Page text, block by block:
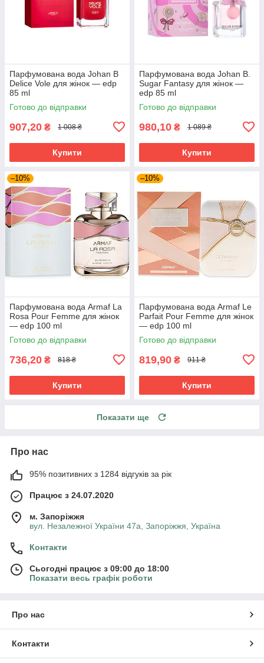
Парфумована вода Johan B
Delice Vole для жінок — edp
85 ml
Готово до відправки
907,20 ₴ 1 008 ₴
Купити
Парфумована вода Johan B.
Sugar Fantasy для жінок —
edp 85 ml
Готово до відправки
980,10 ₴ 1 089 ₴
Купити
–10%
Парфумована вода Armaf La
Rosa Pour Femme для жінок
— edp 100 ml
Готово до відправки
736,20 ₴ 818 ₴
Купити
–10%
Парфумована вода Armaf Le
Parfait Pour Femme для жінок
— edp 100 ml
Готово до відправки
819,90 ₴ 911 ₴
Купити
Показати ще
Про нас
95% позитивних з 1284 відгуків за рік
Працює з 24.07.2020
м. Запоріжжя
вул. Незалежної України 47а, Запоріжжя, Україна
Контакти
Сьогодні працює з 09:00 до 18:00
Показати весь графік роботи
Про нас
Контакти